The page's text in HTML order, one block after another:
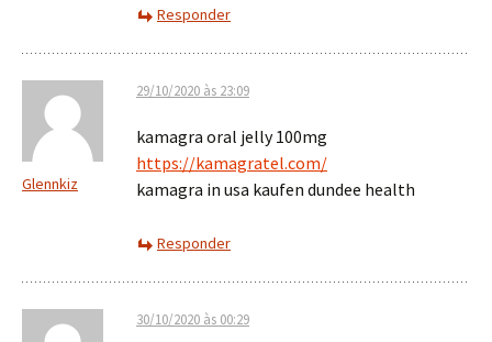
Responder
Glennkiz
29/10/2020 às 23:09
kamagra oral jelly 100mg
https://kamagratel.com/
kamagra in usa kaufen dundee health
Responder
30/10/2020 às 00:29